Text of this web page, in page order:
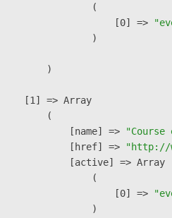
                (
                    [0] =>
                )
        )
    [1] => Array
        (
            [name] =>
            [href] =>
"http://
            [active] => Array
                (
                    [0] =>
                )